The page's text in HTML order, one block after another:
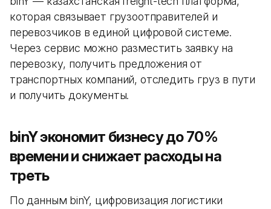
которая связывает грузоотправителей и
перевозчиков в единой цифровой системе.
Через сервис можно разместить заявку на
перевозку, получить предложения от
транспортных компаний, отследить груз в пути
и получить документы.
binY экономит бизнесу до 70%
времени и снижает расходы на
треть
По данным binY, цифровизация логистики